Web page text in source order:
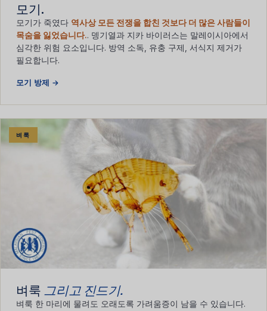
모기.
모기가 죽였다 역사상 모든 전쟁을 합친 것보다 더 많은 사람들이
목숨을 잃었습니다.. 뎅기열과 지카 바이러스는 말레이시아에서
심각한 위험 요소입니다. 방역 소독, 유충 구제, 서식지 제거가
필요합니다.
모기 방제 →
벼룩
벼룩 그리고 진드기.
벼룩 한 마리에 물려도 오래도록 가려움증이 남을 수 있습니다.